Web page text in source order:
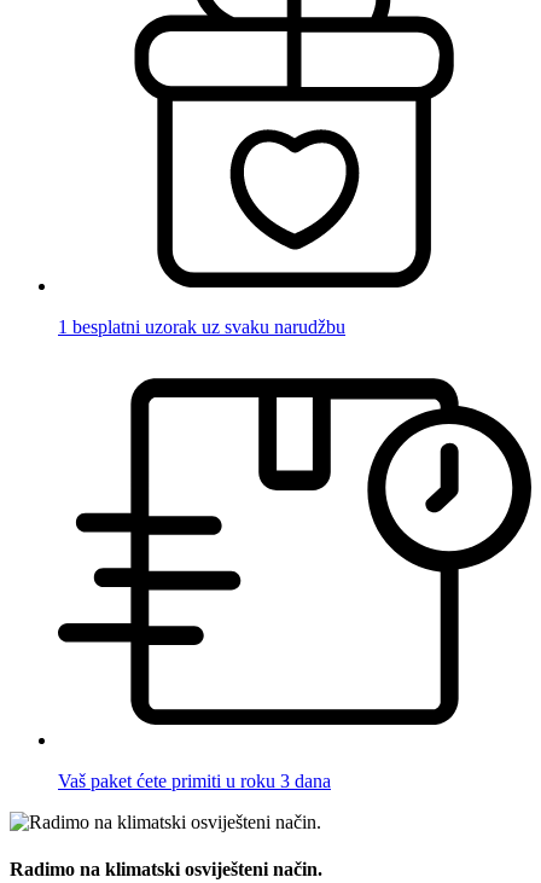
1 besplatni uzorak uz svaku narudžbu
Vaš paket ćete primiti u roku 3 dana
Radimo na klimatski osviješteni način.